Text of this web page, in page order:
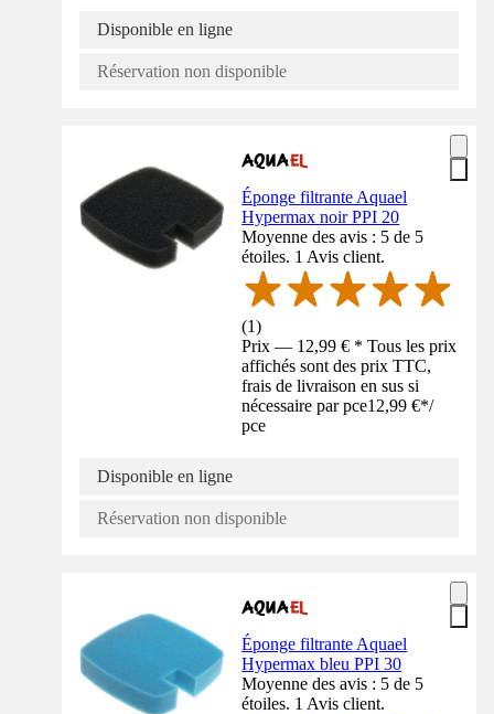
Disponible en ligne
Réservation non disponible
Éponge filtrante Aquael
Hypermax noir PPI 20
Moyenne des avis : 5 de 5
étoiles. 1 Avis client.
(1)
Prix — 12,99 € * Tous les prix
affichés sont des prix TTC,
frais de livraison en sus si
nécessaire par pce12,99 €*/
pce
Disponible en ligne
Réservation non disponible
Éponge filtrante Aquael
Hypermax bleu PPI 30
Moyenne des avis : 5 de 5
étoiles. 1 Avis client.